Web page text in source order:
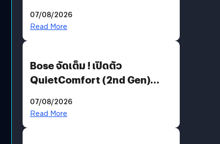
มีภาษาไทยด้วย
07/08/2026
Read More
Bose จัดเต็ม ! เปิดตัว
QuietComfort (2nd Gen)
07/08/2026
Read More